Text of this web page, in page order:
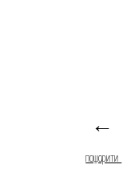
←
пошарити